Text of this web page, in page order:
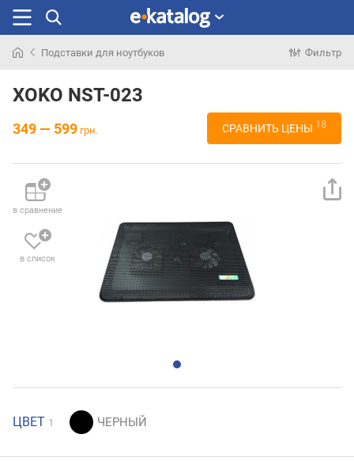
раньше
Подставки для ноутбуков Фильтр
XOKO NST-023
349 — 599 грн. СРАВНИТЬ ЦЕНЫ 18
в сравнение
в список
ЦВЕТ 1